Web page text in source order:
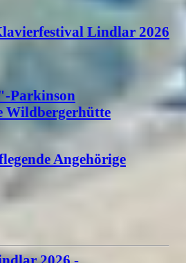
Lindlar 2026
Parkinson
Wildbergerhütte
Angehörige
2026 -